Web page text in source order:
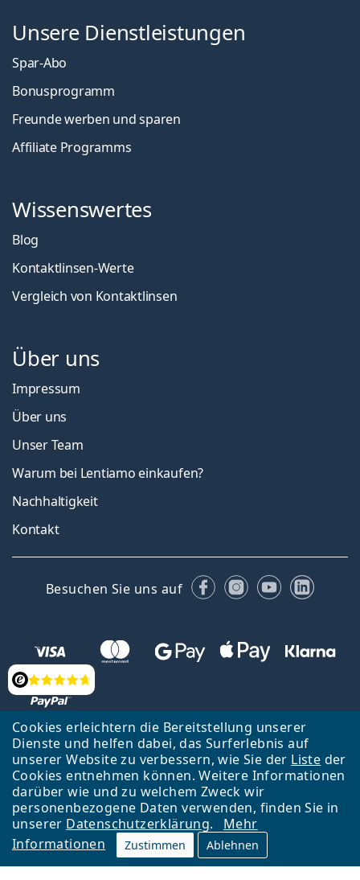
Cookies erleichtern die Bereitstellung unserer
Dienste und helfen dabei, das Surferlebnis auf
unserer Website zu verbessern, wie Sie der Liste der
Cookies entnehmen können. Weitere Informationen
darüber wie und zu welchem Zweck wir
personenbezogene Daten verwenden, finden Sie in
unserer Datenschutzerklärung.
Mehr
Informationen
Zustimmen Ablehnen
Bewertung
Unsere Dienstleistungen
Spar-Abo
Bonusprogramm
Freunde werben und sparen
Affiliate Programms
Wissenswertes
Blog
Kontaktlinsen-Werte
Vergleich von Kontaktlinsen
Über uns
Impressum
Über uns
Unser Team
Warum bei Lentiamo einkaufen?
Nachhaltigkeit
Kontakt
Besuchen Sie uns auf FacebookInstagram
YouTube
Zurück zur Hauptseite Nach oben
Français
Lentiamo s.r.o., Tschechien ist Eigentümer und Betreiber des Online-
Shops Lentiamo.ch
Seit 18 Jahren sind wir für Sie da.